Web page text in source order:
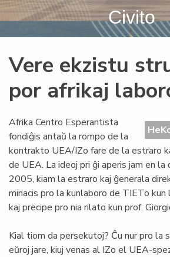
Civito
Vere ekzistu
por afrikaj
Afrika Centro Esperantista
fondiĝis antaŭ la rompo de la
kontrakto UEA/IZo fare de la estraro
de UEA. La ideoj pri ĝi aperis jam en
2005, kiam la estraro kaj ĝenerala
minacis pro la kunlaboro de TIETo
kaj precipe pro nia rilato kun prof.
Kial tiom da persekutoj? Ĉu nur pro la
eŭroj jare, kiuj venas al IZo el UEA-